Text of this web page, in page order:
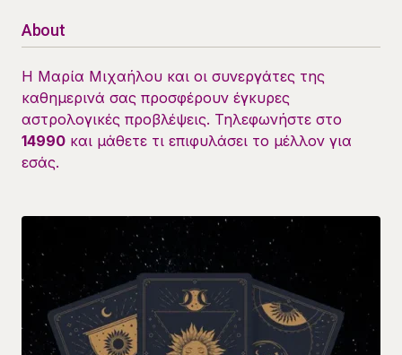
About
Η Μαρία Μιχαήλου και οι συνεργάτες της
καθημερινά σας προσφέρουν έγκυρες
αστρολογικές προβλέψεις. Τηλεφωνήστε στο
14990 και μάθετε τι επιφυλάσει το μέλλον για
εσάς.